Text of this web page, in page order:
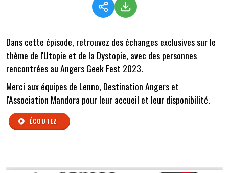
Dans cette épisode, retrouvez des échanges exclusives sur le
thème de l'Utopie et de la Dystopie, avec des personnes
rencontrées au Angers Geek Fest 2023.
Merci aux équipes de Lenno, Destination Angers et
l'Association Mandora pour leur accueil et leur disponibilité.
ÉCOUTEZ